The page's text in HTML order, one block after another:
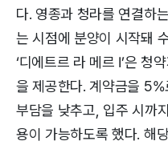
다. 영종과 청라를 연결하
는 시점에 분양이 시작돼
‘디에트르 라 메르 Ⅰ’은 청
을 제공한다. 계약금을
부담을 낮추고, 입주 시까
용이 가능하도록 했다. 해